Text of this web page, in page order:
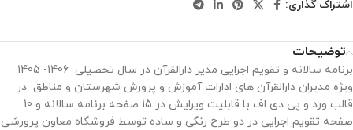
اشتراک گذاری:
توضیحات
برنامه سالانه و تقویم اجرایی مدیر دارالقرآن در سال تحصیلی 1406- 1405
ویژه مدیران دارالقرآن های ادارات آموزش و پرورش شهرستان و مناطق در
قالب ورد و پی دی اف با قابلیت ویرایش در 15 صفحه برنامه سالانه و 10
صفحه تقویم اجرایی در دو طرح رنگی و ساده توسط فروشگاه معاون پرورشی